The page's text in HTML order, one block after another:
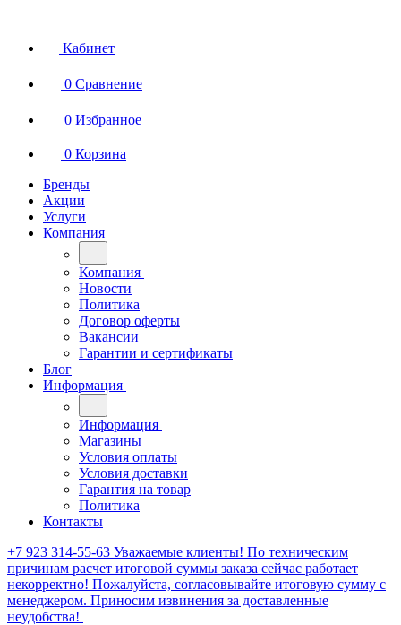
Кабинет
0 Сравнение
0 Избранное
0 Корзина
Бренды
Акции
Услуги
Компания
Компания
Новости
Политика
Договор оферты
Вакансии
Гарантии и сертификаты
Блог
Информация
Информация
Магазины
Условия оплаты
Условия доставки
Гарантия на товар
Политика
Контакты
+7 923 314-55-63 Уважаемые клиенты! По техническим
причинам расчет итоговой суммы заказа сейчас работает
некорректно! Пожалуйста, согласовывайте итоговую сумму с
менеджером. Приносим извинения за доставленные
неудобства!